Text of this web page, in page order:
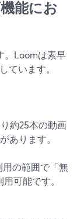
能にお
。Loomは素早
ています。
約25本の動画
あります。
の範囲で「無
可能です。